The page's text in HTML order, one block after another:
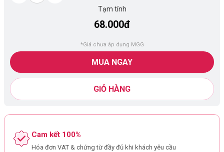
Tạm tính
68.000đ
*Giá chưa áp dụng MGG
MUA NGAY
GIỎ HÀNG
Cam kết 100%
Hóa đơn VAT & chứng từ đầy đủ khi khách yêu cầu